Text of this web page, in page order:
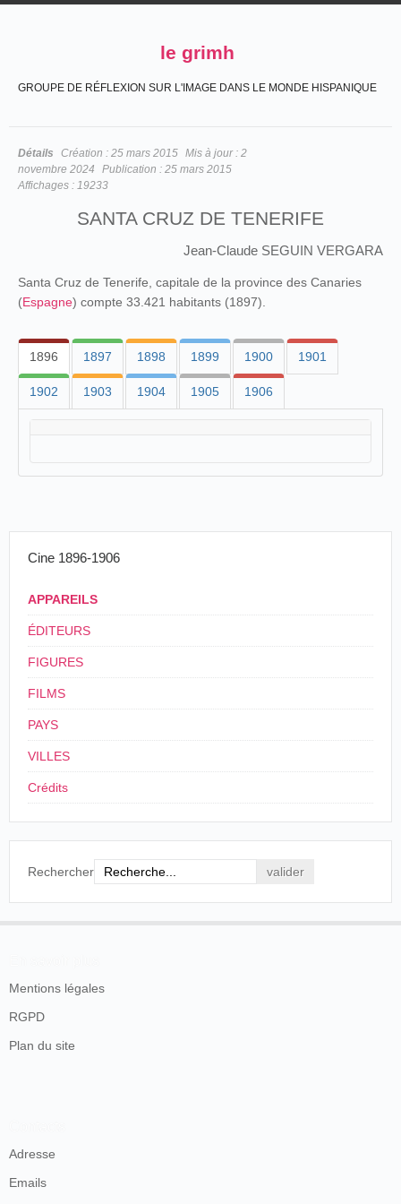
le grimh
GROUPE DE RÉFLEXION SUR L'IMAGE DANS LE MONDE HISPANIQUE
Détails Création : 25 mars 2015 Mis à jour : 2
novembre 2024
Publication : 25 mars 2015
Affichages : 19233
SANTA CRUZ DE TENERIFE
Jean-Claude SEGUIN VERGARA
Santa Cruz de Tenerife, capitale de la province des Canaries
(Espagne) compte 33.421 habitants (1897).
1896 1897 1898 1899 1900 1901
1902 1903 1904 1905 1906
Cine 1896-1906
APPAREILS
ÉDITEURS
FIGURES
FILMS
PAYS
VILLES
Crédits
Rechercher
Mentions légales
RGPD
Plan du site
Adresse
Emails